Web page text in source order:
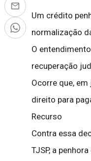
Um crédito
normalização
O
recuperação
Ocorre que,
direito para
Recurso
Contra essa
TJSP, a